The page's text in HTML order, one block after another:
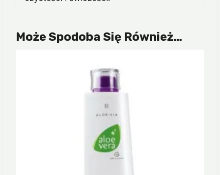
Może Spodoba Się Również…